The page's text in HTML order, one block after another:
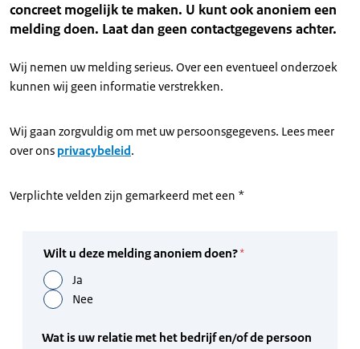
concreet mogelijk te maken. U kunt ook anoniem een
melding doen. Laat dan geen contactgegevens achter.
Wij nemen uw melding serieus. Over een eventueel onderzoek
kunnen wij geen informatie verstrekken.
Wij gaan zorgvuldig om met uw persoonsgegevens. Lees meer
over ons privacybeleid.
Verplichte velden zijn gemarkeerd met een *